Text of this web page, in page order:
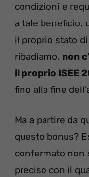
condizioni e
a tale beneficio,
il proprio stato
ribadiamo, non
il proprio ISEE
fino alla fine
Ma a partire da
questo bonus?
confermato non
preciso con il